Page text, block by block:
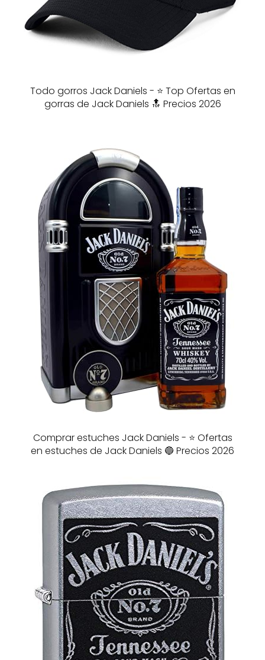
Todo gorros Jack Daniels - ⭐️ Top Ofertas en
gorras de Jack Daniels 🔝 Precios 2026
Comprar estuches Jack Daniels - ⭐️ Ofertas
en estuches de Jack Daniels 🔵 Precios 2026